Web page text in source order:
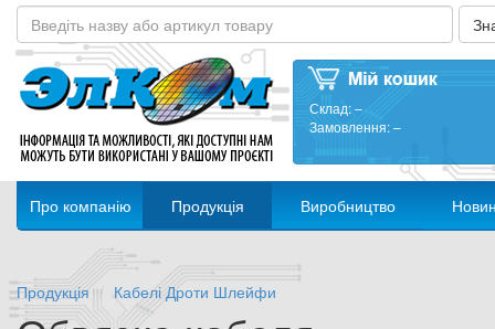
Склад:–
Замовлення:–
Про компанію Продукція Виробництво
Продукція Кабелі Дроти Шлейфи